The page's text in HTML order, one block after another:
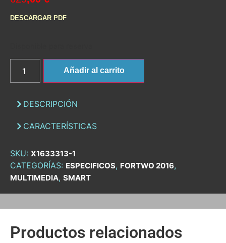
DESCARGAR PDF
Añadir al carrito
DESCRIPCIÓN
CARACTERÍSTICAS
SKU: X1633313-1
CATEGORÍAS: ESPECIFICOS, FORTWO 2016,
MULTIMEDIA, SMART
Productos relacionados